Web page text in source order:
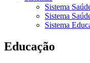
Sistema
Sistema
Sistema
Educação